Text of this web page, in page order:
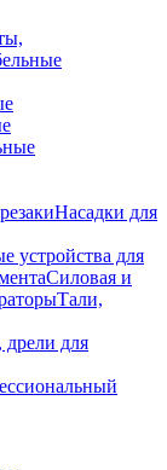
Насадки для
устройства для
Силовая и
Тали,
для